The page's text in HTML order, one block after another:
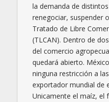
la demanda de
renegociar, suspender
Tratado de Libre
(TLCAN). Dentro de
del comercio
quedará abierto.
ninguna restricción a
exportador mundial de
Unicamente el maíz, el